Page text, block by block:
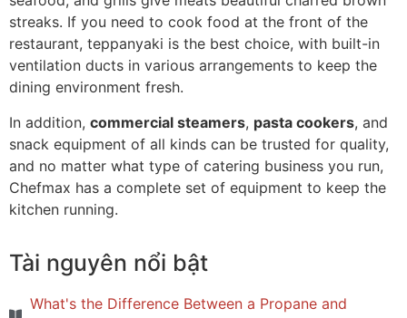
streaks. If you need to cook food at the front of the
restaurant, teppanyaki is the best choice, with built-in
ventilation ducts in various arrangements to keep the
dining environment fresh.
In addition, commercial steamers, pasta cookers, and
snack equipment of all kinds can be trusted for quality,
and no matter what type of catering business you run,
Chefmax has a complete set of equipment to keep the
kitchen running.
Tài nguyên nổi bật
What's the Difference Between a Propane and